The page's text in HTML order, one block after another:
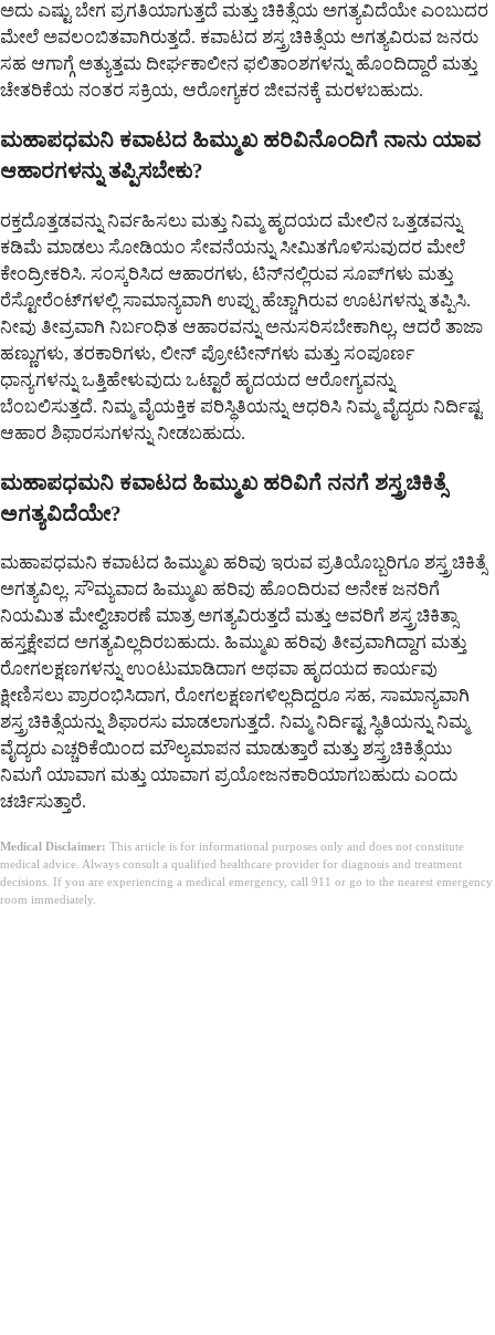
ಅದು ಎಷ್ಟು ಬೇಗ ಪ್ರಗತಿಯಾಗುತ್ತದೆ ಮತ್ತು ಚಿಕಿತ್ಸೆಯ ಅಗತ್ಯವಿದೆಯೇ ಎಂಬುದರ
ಮೇಲೆ ಅವಲಂಬಿತವಾಗಿರುತ್ತದೆ. ಕವಾಟದ ಶಸ್ತ್ರಚಿಕಿತ್ಸೆಯ ಅಗತ್ಯವಿರುವ ಜನರು
ಸಹ ಆಗಾಗ್ಗೆ ಅತ್ಯುತ್ತಮ ದೀರ್ಘಕಾಲೀನ ಫಲಿತಾಂಶಗಳನ್ನು ಹೊಂದಿದ್ದಾರೆ ಮತ್ತು
ಚೇತರಿಕೆಯ ನಂತರ ಸಕ್ರಿಯ, ಆರೋಗ್ಯಕರ ಜೀವನಕ್ಕೆ ಮರಳಬಹುದು.
ಮಹಾಪಧಮನಿ ಕವಾಟದ ಹಿಮ್ಮುಖ ಹರಿವಿನೊಂದಿಗೆ ನಾನು ಯಾವ
ಆಹಾರಗಳನ್ನು ತಪ್ಪಿಸಬೇಕು?
ರಕ್ತದೊತ್ತಡವನ್ನು ನಿರ್ವಹಿಸಲು ಮತ್ತು ನಿಮ್ಮ ಹೃದಯದ ಮೇಲಿನ ಒತ್ತಡವನ್ನು
ಕಡಿಮೆ ಮಾಡಲು ಸೋಡಿಯಂ ಸೇವನೆಯನ್ನು ಸೀಮಿತಗೊಳಿಸುವುದರ ಮೇಲೆ
ಕೇಂದ್ರೀಕರಿಸಿ. ಸಂಸ್ಕರಿಸಿದ ಆಹಾರಗಳು, ಟಿನ್‌ನಲ್ಲಿರುವ ಸೂಪ್‌ಗಳು ಮತ್ತು
ರೆಸ್ಟೋರೆಂಟ್‌ಗಳಲ್ಲಿ ಸಾಮಾನ್ಯವಾಗಿ ಉಪ್ಪು ಹೆಚ್ಚಾಗಿರುವ ಊಟಗಳನ್ನು ತಪ್ಪಿಸಿ.
ನೀವು ತೀವ್ರವಾಗಿ ನಿರ್ಬಂಧಿತ ಆಹಾರವನ್ನು ಅನುಸರಿಸಬೇಕಾಗಿಲ್ಲ, ಆದರೆ ತಾಜಾ
ಹಣ್ಣುಗಳು, ತರಕಾರಿಗಳು, ಲೀನ್ ಪ್ರೋಟೀನ್‌ಗಳು ಮತ್ತು ಸಂಪೂರ್ಣ
ಧಾನ್ಯಗಳನ್ನು ಒತ್ತಿಹೇಳುವುದು ಒಟ್ಟಾರೆ ಹೃದಯದ ಆರೋಗ್ಯವನ್ನು
ಬೆಂಬಲಿಸುತ್ತದೆ. ನಿಮ್ಮ ವೈಯಕ್ತಿಕ ಪರಿಸ್ಥಿತಿಯನ್ನು ಆಧರಿಸಿ ನಿಮ್ಮ ವೈದ್ಯರು ನಿರ್ದಿಷ್ಟ
ಆಹಾರ ಶಿಫಾರಸುಗಳನ್ನು ನೀಡಬಹುದು.
ಮಹಾಪಧಮನಿ ಕವಾಟದ ಹಿಮ್ಮುಖ ಹರಿವಿಗೆ ನನಗೆ ಶಸ್ತ್ರಚಿಕಿತ್ಸೆ
ಅಗತ್ಯವಿದೆಯೇ?
ಮಹಾಪಧಮನಿ ಕವಾಟದ ಹಿಮ್ಮುಖ ಹರಿವು ಇರುವ ಪ್ರತಿಯೊಬ್ಬರಿಗೂ ಶಸ್ತ್ರಚಿಕಿತ್ಸೆ
ಅಗತ್ಯವಿಲ್ಲ. ಸೌಮ್ಯವಾದ ಹಿಮ್ಮುಖ ಹರಿವು ಹೊಂದಿರುವ ಅನೇಕ ಜನರಿಗೆ
ನಿಯಮಿತ ಮೇಲ್ವಿಚಾರಣೆ ಮಾತ್ರ ಅಗತ್ಯವಿರುತ್ತದೆ ಮತ್ತು ಅವರಿಗೆ ಶಸ್ತ್ರಚಿಕಿತ್ಸಾ
ಹಸ್ತಕ್ಷೇಪದ ಅಗತ್ಯವಿಲ್ಲದಿರಬಹುದು. ಹಿಮ್ಮುಖ ಹರಿವು ತೀವ್ರವಾಗಿದ್ದಾಗ ಮತ್ತು
ರೋಗಲಕ್ಷಣಗಳನ್ನು ಉಂಟುಮಾಡಿದಾಗ ಅಥವಾ ಹೃದಯದ ಕಾರ್ಯವು
ಕ್ಷೀಣಿಸಲು ಪ್ರಾರಂಭಿಸಿದಾಗ, ರೋಗಲಕ್ಷಣಗಳಿಲ್ಲದಿದ್ದರೂ ಸಹ, ಸಾಮಾನ್ಯವಾಗಿ
ಶಸ್ತ್ರಚಿಕಿತ್ಸೆಯನ್ನು ಶಿಫಾರಸು ಮಾಡಲಾಗುತ್ತದೆ. ನಿಮ್ಮ ನಿರ್ದಿಷ್ಟ ಸ್ಥಿತಿಯನ್ನು ನಿಮ್ಮ
ವೈದ್ಯರು ಎಚ್ಚರಿಕೆಯಿಂದ ಮೌಲ್ಯಮಾಪನ ಮಾಡುತ್ತಾರೆ ಮತ್ತು ಶಸ್ತ್ರಚಿಕಿತ್ಸೆಯು
ನಿಮಗೆ ಯಾವಾಗ ಮತ್ತು ಯಾವಾಗ ಪ್ರಯೋಜನಕಾರಿಯಾಗಬಹುದು ಎಂದು
ಚರ್ಚಿಸುತ್ತಾರೆ.
Medical Disclaimer: This article is for informational purposes only and does not constitute
medical advice. Always consult a qualified healthcare provider for diagnosis and treatment
decisions. If you are experiencing a medical emergency, call 911 or go to the nearest emergency
room immediately.